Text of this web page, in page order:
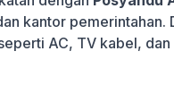
kantor pemerintahan.
AC, TV kabel,